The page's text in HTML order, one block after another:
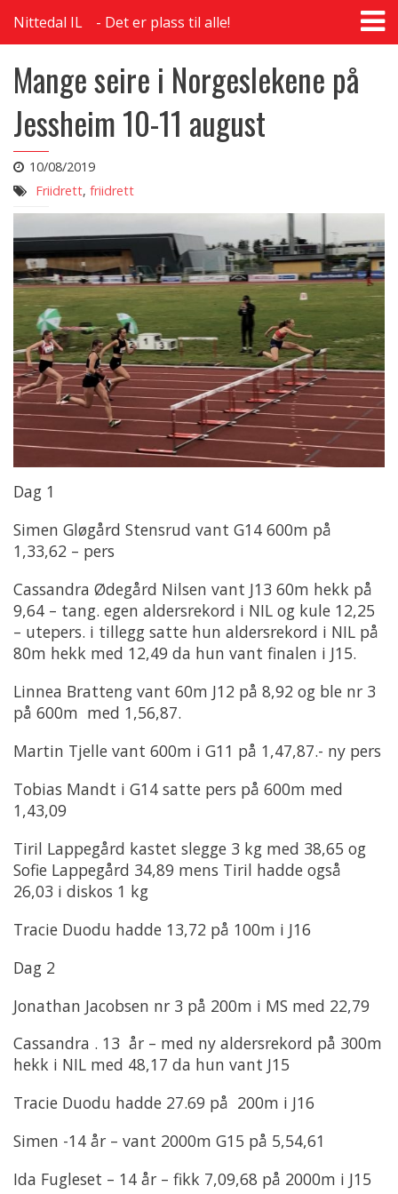
Nittedal IL Det er plass til alle!
Mange seire i Norgeslekene på
Jessheim 10-11 august
10/08/2019
Friidrett, friidrett
Dag 1
Simen Gløgård Stensrud vant G14 600m på
1,33,62 – pers
Cassandra Ødegård Nilsen vant J13 60m hekk på
9,64 – tang. egen aldersrekord i NIL og kule 12,25
– utepers. i tillegg satte hun aldersrekord i NIL på
80m hekk med 12,49 da hun vant finalen i J15.
Linnea Bratteng vant 60m J12 på 8,92 og ble nr 3
på 600m med 1,56,87.
Martin Tjelle vant 600m i G11 på 1,47,87.- ny pers
Tobias Mandt i G14 satte pers på 600m med
1,43,09
Tiril Lappegård kastet slegge 3 kg med 38,65 og
Sofie Lappegård 34,89 mens Tiril hadde også
26,03 i diskos 1 kg
Tracie Duodu hadde 13,72 på 100m i J16
Dag 2
Jonathan Jacobsen nr 3 på 200m i MS med 22,79
Cassandra . 13 år – med ny aldersrekord på 300m
hekk i NIL med 48,17 da hun vant J15
Tracie Duodu hadde 27.69 på 200m i J16
Simen -14 år – vant 2000m G15 på 5,54,61
Ida Fugleset – 14 år – fikk 7,09,68 på 2000m i J15